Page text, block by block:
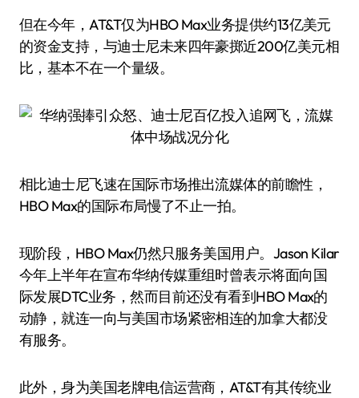
但在今年，AT&T仅为HBO Max业务提供约13亿美元
的资金支持，与迪士尼未来四年豪掷近200亿美元相
比，基本不在一个量级。
相比迪士尼飞速在国际市场推出流媒体的前瞻性，
HBO Max的国际布局慢了不止一拍。
现阶段，HBO Max仍然只服务美国用户。Jason Kilar
今年上半年在宣布华纳传媒重组时曾表示将面向国
际发展DTC业务，然而目前还没有看到HBO Max的
动静，就连一向与美国市场紧密相连的加拿大都没
有服务。
此外，身为美国老牌电信运营商，AT&T有其传统业